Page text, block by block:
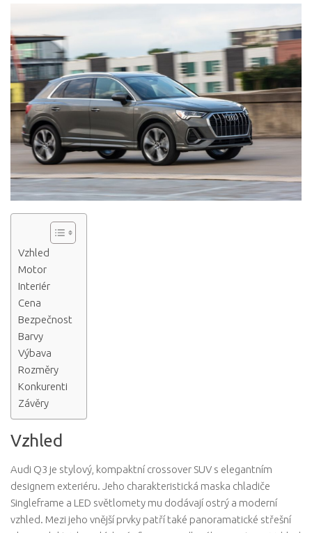
Vzhled
Motor
Interiér
Cena
Bezpečnost
Barvy
Výbava
Rozměry
Konkurenti
Závěry
Vzhled
Audi Q3 je stylový, kompaktní crossover SUV s elegantním
designem exteriéru. Jeho charakteristická maska ​​chladiče
Singleframe a LED světlomety mu dodávají ostrý a moderní
vzhled. Mezi jeho vnější prvky patří také panoramatické střešní